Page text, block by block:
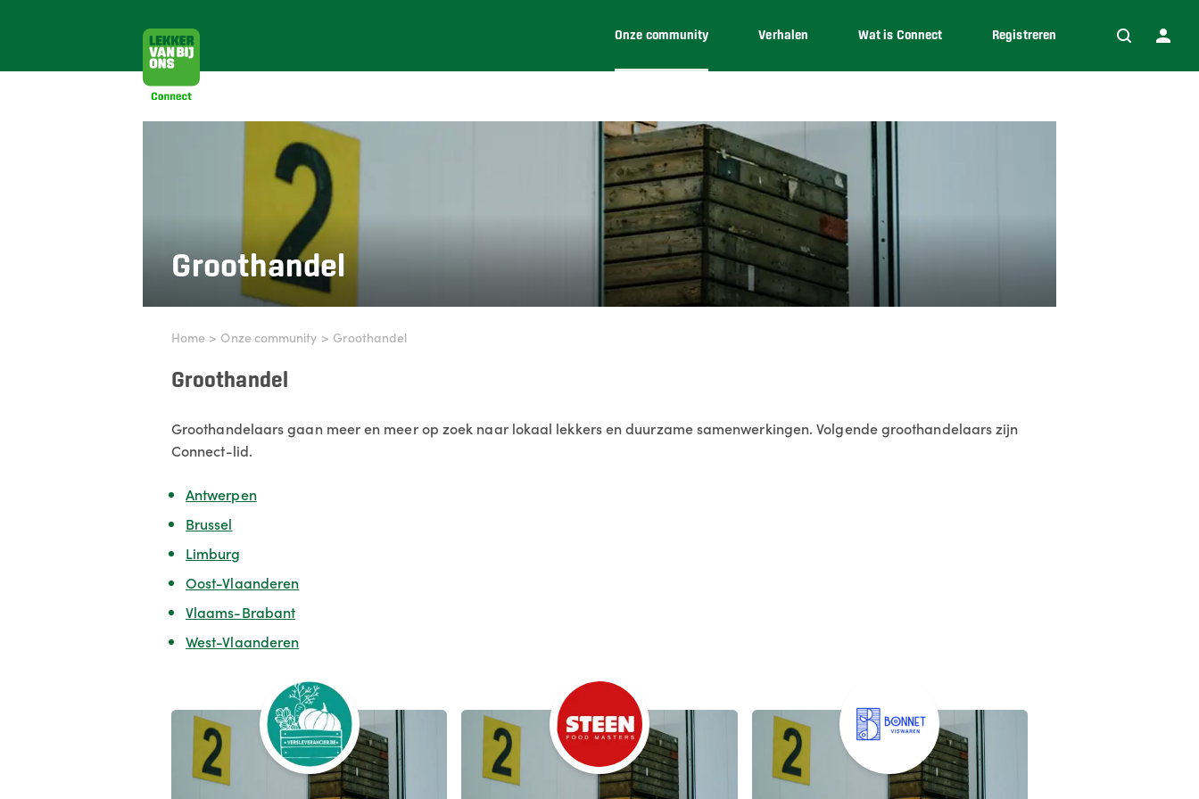
Onze community Verhalen Wat is Connect Registreren
Groothandel
Home > Onze community > Groothandel
Groothandel
Groothandelaars gaan meer en meer op zoek naar lokaal lekkers en duurzame samenwerkingen. Volgende groothandelaars zijn
Connect-lid.
Antwerpen
Brussel
Limburg
Oost-Vlaanderen
Vlaams-Brabant
West-Vlaanderen